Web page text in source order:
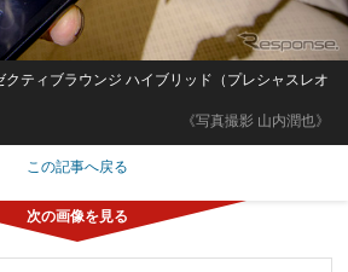
《写真撮影 山内潤也》
クティブラウンジ ハイブリッド（プレシャスレオ
この記事へ戻る